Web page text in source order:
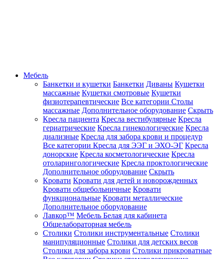
Мебель
Банкетки и кушетки Банкетки Диваны Кушетки
массажные Кушетки смотровые Кушетки
физиотерапевтические Все категории Столы
массажные Дополнительное оборудование Скрыть
Кресла пациента Кресла вестибулярные Кресла
гериатрические Кресла гинекологические Кресла
диализные Кресла для забора крови и процедур
Все категории Кресла для ЭЭГ и ЭХО-ЭГ Кресла
донорские Кресла косметологические Кресла
отоларингологические Кресла проктологические
Дополнительное оборудование Скрыть
Кровати Кровати для детей и новорожденных
Кровати общебольничные Кровати
функциональные Кровати металлические
Дополнительное оборудование
Лавкор™ Мебель Белая для кабинета
Общелабораторная мебель
Столики Столики инструментальные Столики
манипуляционные Столики для детских весов
Столики для забора крови Столики прикроватные